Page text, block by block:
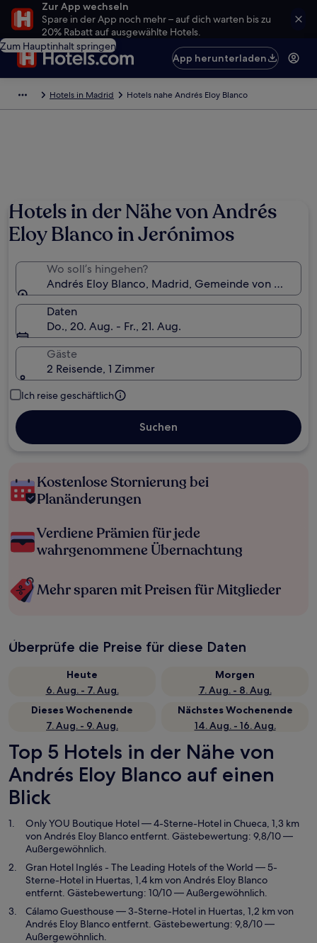
Zur App wechseln
Spare in der App noch mehr – auf dich warten bis zu
20% Rabatt auf ausgewählte Hotels.
Zum Hauptinhalt springen
App herunterladen
Hotels in Madrid Hotels nahe Andrés Eloy Blanco
Hotels in der Nähe von Andrés
Eloy Blanco in Jerónimos
Wo soll’s hingehen?
Andrés Eloy Blanco, Madrid, Gemeinde von Madrid,
Daten
Do., 20. Aug. - Fr., 21. Aug.
Gäste
2 Reisende, 1 Zimmer
Ich reise geschäftlich
Suchen
Kostenlose Stornierung bei
Planänderungen
Verdiene Prämien für jede
wahrgenommene Übernachtung
Mehr sparen mit Preisen für Mitglieder
Überprüfe die Preise für diese Daten
Heute
6. Aug. - 7. Aug.
Morgen
7. Aug. - 8. Aug.
Dieses Wochenende
7. Aug. - 9. Aug.
Nächstes Wochenende
14. Aug. - 16. Aug.
Top 5 Hotels in der Nähe von
Andrés Eloy Blanco auf einen
Blick
Only YOU Boutique Hotel— 4-Sterne-Hotel in Chueca, 1,3 km
von Andrés Eloy Blanco entfernt. Gästebewertung: 9,8/10 —
Außergewöhnlich.
Gran Hotel Inglés - The Leading Hotels of the World — 5-
Sterne-Hotel in Huertas, 1,4 km von Andrés Eloy Blanco
entfernt. Gästebewertung: 10/10 — Außergewöhnlich.
Cálamo Guesthouse— 3-Sterne-Hotel in Huertas, 1,2 km von
Andrés Eloy Blanco entfernt. Gästebewertung: 9,8/10 —
Außergewöhnlich.